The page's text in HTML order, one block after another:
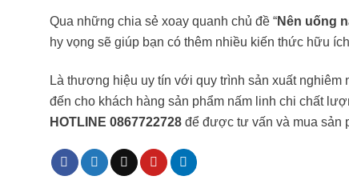
Qua những chia sẻ xoay quanh chủ đề “Nên uống
hy vọng sẽ giúp bạn có thêm nhiều kiến thức hữu
Là thương hiệu uy tín với quy trình sản xuất nghiêm
đến cho khách hàng sản phẩm nấm linh chi chất
HOTLINE 0867722728 để được tư vấn và mua sản